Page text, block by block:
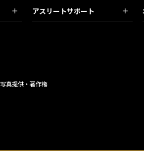
アスリートサポート
写真提供・著作権